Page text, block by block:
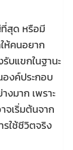
สุด หรือมี
ห้คนอยาก
บแขกในฐานะ
งค์ประกอบ
มาก เพราะ
จเริ่มต้นจาก
ใช้ชีวิตจริง